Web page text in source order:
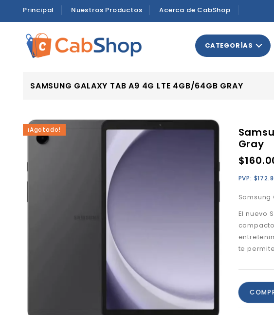
Principal Nuestros Productos Acerca de CabShop
CATEGORÍAS
SAMSUNG GALAXY TAB A9 4G LTE 4GB/64GB GRAY
¡Agotado!
Gray
$
PVP: $
Samsung
El nuevo
te